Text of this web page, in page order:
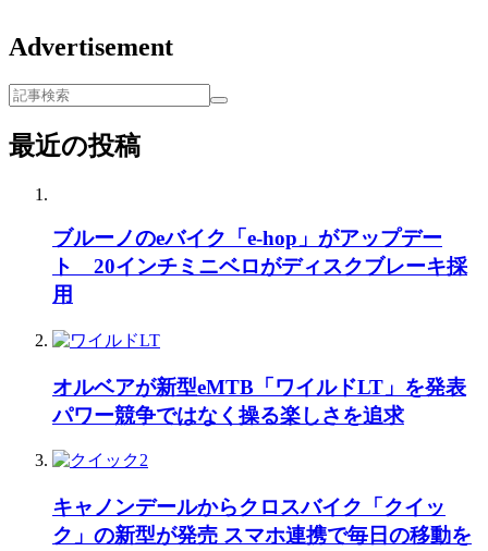
Advertisement
最近の投稿
ブルーノのeバイク「e-hop」がアップデー
ト 20インチミニベロがディスクブレーキ採
用
オルベアが新型eMTB「ワイルドLT」を発表
パワー競争ではなく操る楽しさを追求
キャノンデールからクロスバイク「クイッ
ク」の新型が発売 スマホ連携で毎日の移動を